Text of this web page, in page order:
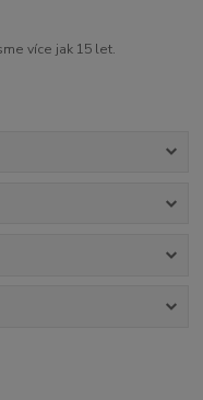
více jak 15 let.